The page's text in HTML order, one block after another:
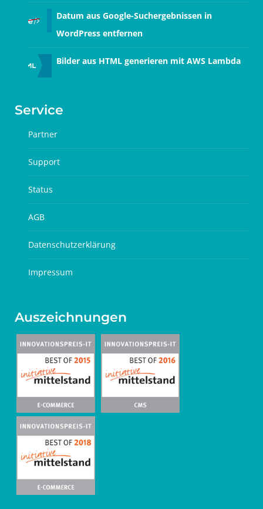
Datum aus Google-Suchergebnissen in
WordPress entfernen
Bilder aus HTML generieren mit AWS Lambda
Service
Partner
Support
Status
AGB
Datenschutzerklärung
Impressum
Auszeichnungen